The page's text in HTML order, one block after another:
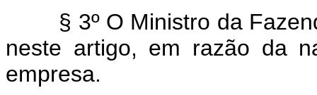
§ 3º O Ministro da
neste artigo, em razão da
empresa.